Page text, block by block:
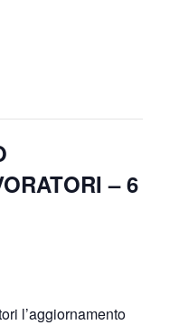
– 6
l’aggiornamento